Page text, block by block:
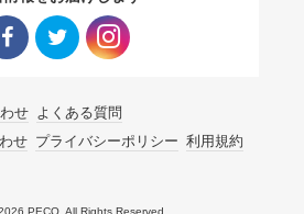
せ よくある質問
せ プライバシーポリシー 利用規約
PECO. All Rights Reserved.